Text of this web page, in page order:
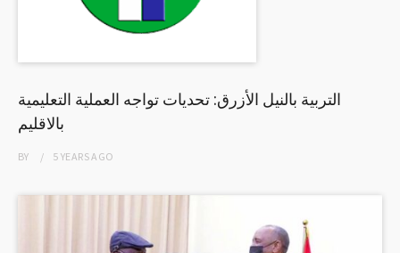
التربية بالنيل الأزرق: تحديات تواجه العملية التعليمية
بالاقليم
BY 5 YEARSAGO